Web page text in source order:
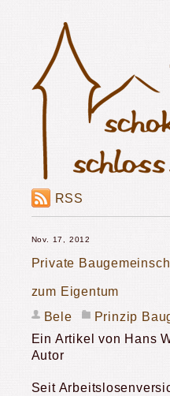
RSS
Nov. 17, 2012
Private
zum Eigentum
Bele
Prinzip
Ein Artikel von Hans
Autor
Seit